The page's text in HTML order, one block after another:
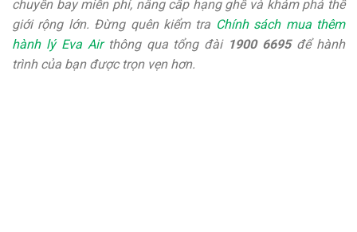
chuyến bay miễn phí, nâng cấp hạng ghế và khám phá thế
giới rộng lớn. Đừng quên kiểm tra Chính sách mua thêm
hành lý Eva Airthông qua tổng đài 1900 6695để hành
trình của bạn được trọn vẹn hơn.